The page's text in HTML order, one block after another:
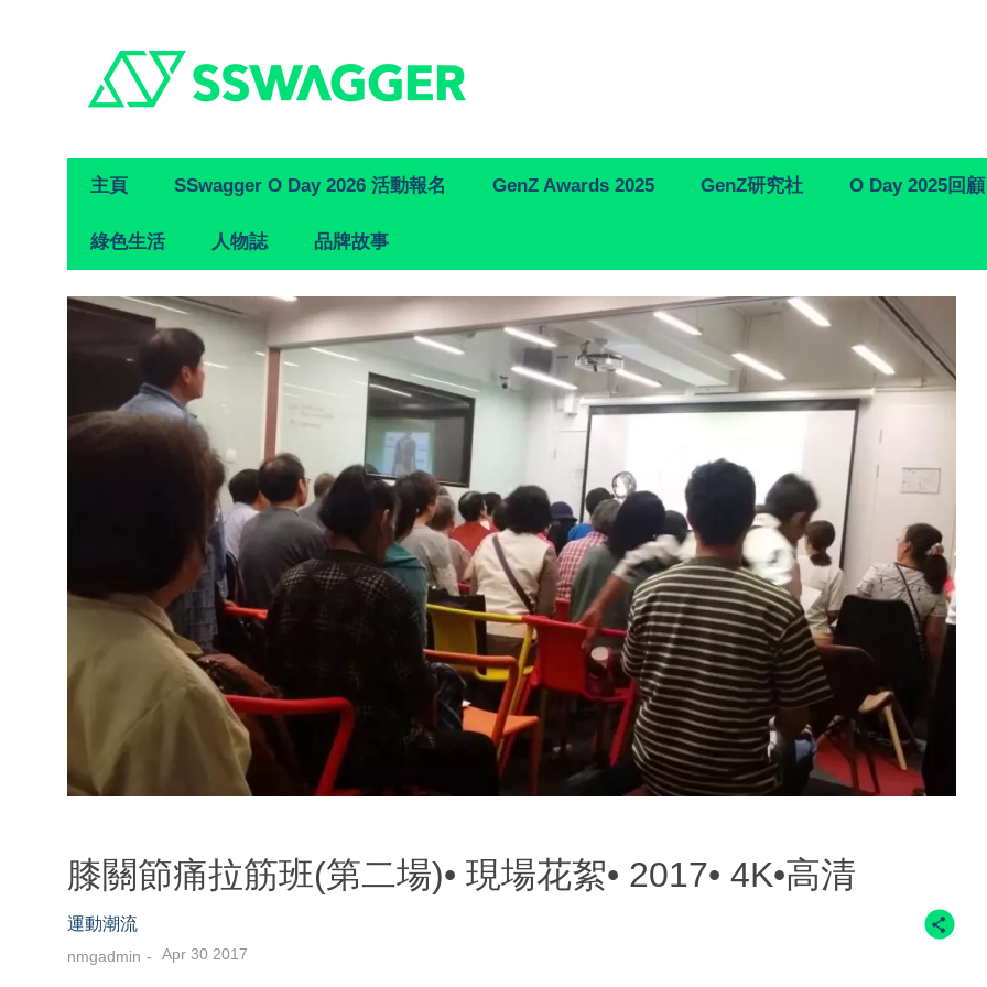
Primary
Navigation
主頁 SSwagger O Day 2026 活動報名 GenZ Awards 2025 GenZ研究社 O Day 2025回顧
綠色生活 人物誌 品牌故事
膝關節痛拉筋班(第二場)• 現場花絮• 2017• 4K•高清
運動潮流
nmgadmin Apr 30 2017